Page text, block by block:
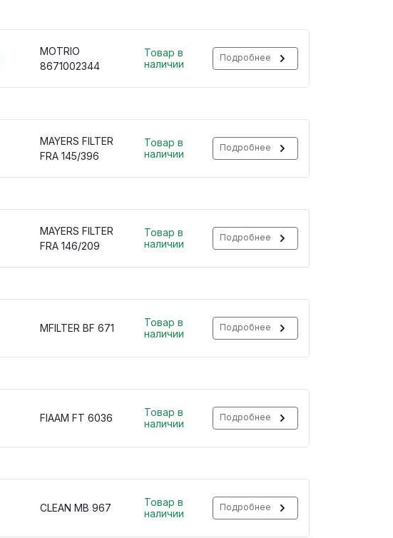
MOTRIO
8671002344
Товар в
наличии
Подробнее
MAYERS FILTER
FRA 145/396
Товар в
наличии
Подробнее
MAYERS FILTER
FRA 146/209
Товар в
наличии
Подробнее
MFILTER BF 671
Товар в
наличии
Подробнее
FIAAM FT 6036
Товар в
наличии
Подробнее
CLEAN MB 967
Товар в
наличии
Подробнее